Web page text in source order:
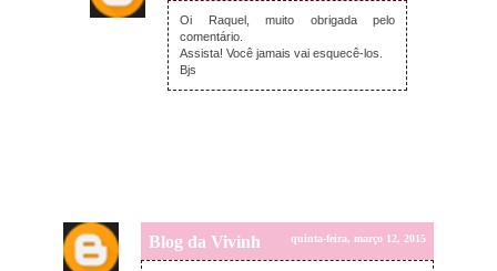
Oi Raquel, muito obrigada pelo
comentário.
Assista! Você jamais vai esquecê-los.
Bjs
Blog da Vivinh quinta-feira, março 12, 2015